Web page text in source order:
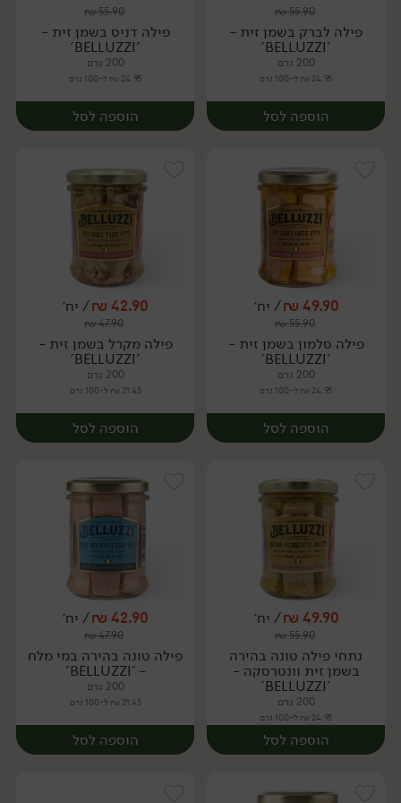
יח׳ יח׳ 55.90
₪
פילה לברק בשמן זית -
'BELLUZZI'
200 גרם
24.95 ₪ ל-100 גרם
הוספה לסל
יח׳
55.90
₪
פילה דניס בשמן זית -
'BELLUZZI'
200 גרם
24.95 ₪ ל-100 גרם
הוספה לסל
יח׳
49.90
₪/ יח׳
55.90
₪
פילה סלמון בשמן זית -
'BELLUZZI'
200 גרם
24.95 ₪ ל-100 גרם
הוספה לסל
יח׳
42.90
₪/ יח׳
47.90
₪
פילה מקרל בשמן זית -
'BELLUZZI'
200 גרם
21.45 ₪ ל-100 גרם
הוספה לסל
יח׳
49.90
₪/ יח׳
55.90
₪
נתחי פילה טונה בהירה
בשמן זית וונטרסקה -
'BELLUZZI'
200 גרם
24.95 ₪ ל-100 גרם
הוספה לסל
42.90
₪/ יח׳
47.90
₪
פילה טונה בהירה במי מלח
- 'BELLUZZI'
200 גרם
21.45 ₪ ל-100 גרם
הוספה לסל